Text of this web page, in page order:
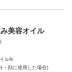
美容オイル
ルN
に使用した場合)